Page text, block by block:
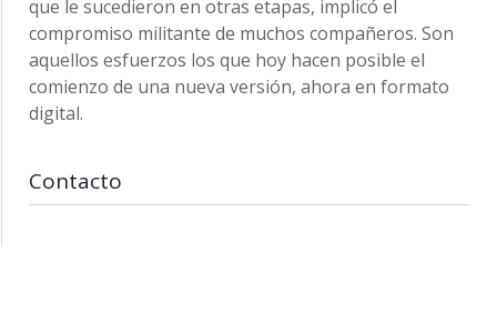
que le sucedieron en otras etapas, implicó el
compromiso militante de muchos compañeros. Son
aquellos esfuerzos los que hoy hacen posible el
comienzo de una nueva versión, ahora en formato
digital.
Contacto